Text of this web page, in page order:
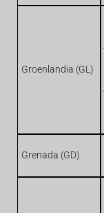
Groenlandia (GL)
Grenada (GD)